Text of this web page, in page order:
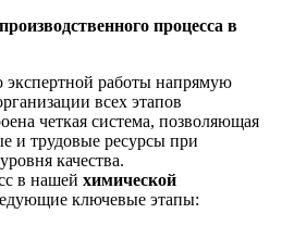
процесса в
экспертной работы напрямую
всех этапов
четкая система, позволяющая
и трудовые ресурсы при
качества.
в нашей химической
ключевые этапы: